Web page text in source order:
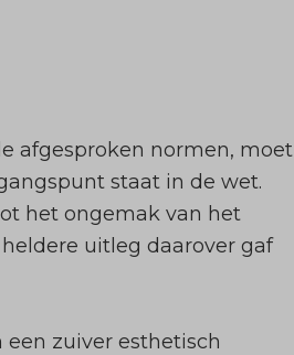
afgesproken normen, moet
staat in de wet.
het ongemak van het
uitleg daarover gaf
een zuiver esthetisch